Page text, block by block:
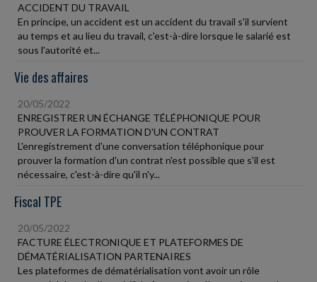
ACCIDENT DU TRAVAIL
En principe, un accident est un accident du travail s'il survient
au temps et au lieu du travail, c'est-à-dire lorsque le salarié est
sous l'autorité et...
Vie des affaires
20/05/2022
ENREGISTRER UN ÉCHANGE TÉLÉPHONIQUE POUR
PROUVER LA FORMATION D'UN CONTRAT
L'enregistrement d'une conversation téléphonique pour
prouver la formation d'un contrat n'est possible que s'il est
nécessaire, c'est-à-dire qu'il n'y...
Fiscal TPE
20/05/2022
FACTURE ÉLECTRONIQUE ET PLATEFORMES DE
DÉMATÉRIALISATION PARTENAIRES
Les plateformes de dématérialisation vont avoir un rôle